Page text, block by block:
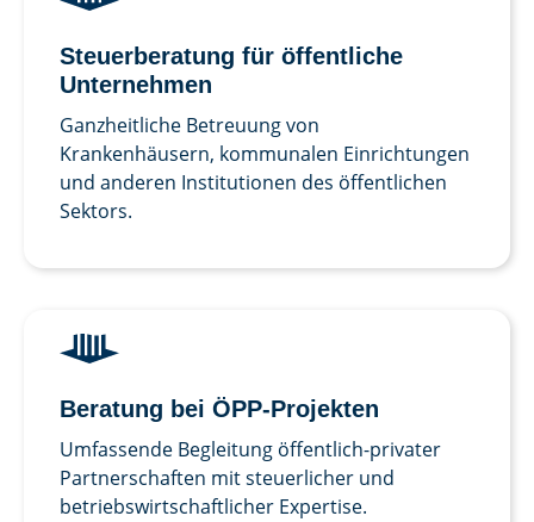
Steuer­beratung für öffent­liche
Unter­nehmen
Ganzheitliche Betreuung von
Krankenhäusern, kommunalen Einrichtungen
und anderen Institutionen des öffentlichen
Sektors.
Beratung bei ÖPP-Projekten
Umfassende Begleitung öffentlich-privater
Partnerschaften mit steuerlicher und
betriebswirtschaftlicher Expertise.